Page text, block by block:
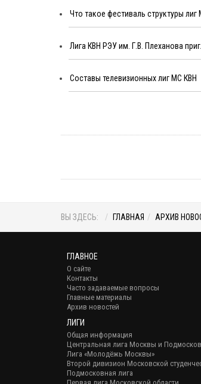
Что такое фестиваль структуры
Лига КВН РЭУ им. Г.В. Плеханова
Составы телевизионных лиг МС КВН
ВЫ ЗДЕСЬ: ГЛАВНАЯ АРХИВ
ГЛАВНОЕ
О сайте
Контакты
Часто задаваемые вопросы
Главные материалы
Архив новостей
ЛИГИ
Общая информация
Центральная лига Москвы и
Лига «Молодёжь Москвы»
Второй дивизион Московской
Подмосковная лига